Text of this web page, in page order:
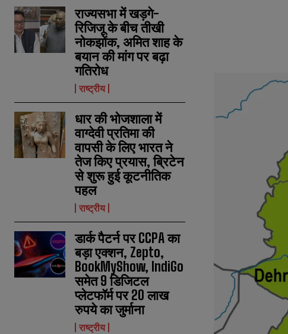
राज्यसभा में खड़गे-
रिजिजू के बीच तीखी
नोकझोंक, अमित शाह के
बयान की मांग पर बढ़ा
गतिरोध
राष्ट्रीय
धार की भोजशाला में
वाग्देवी प्रतिमा की
वापसी के लिए भारत ने
तेज किए प्रयास, ब्रिटेन
से शुरू हुई कूटनीतिक
पहल
राष्ट्रीय
डार्क पैटर्न पर CCPA का
बड़ा एक्शन, Zepto,
BookMyShow, IndiGo
समेत 9 डिजिटल
प्लेटफॉर्म पर 20 लाख
रुपये का जुर्माना
राष्ट्रीय